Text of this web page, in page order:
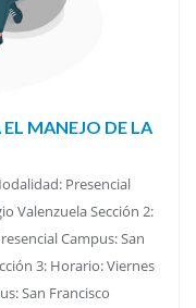
MANEJO DE LA
Presencial
Valenzuela Sección 2:
Campus: San
3: Horario: Viernes
San Francisco